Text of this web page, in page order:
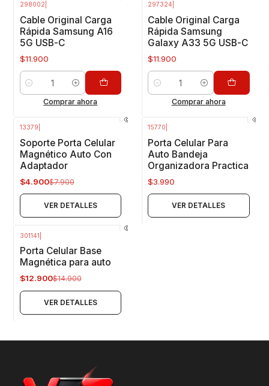
298002
Cable Original Carga
Rápida Samsung A16
5G USB-C
$11.900
Cantidad
Comprar ahora
297324
Cable Original Carga
Rápida Samsung
Galaxy A33 5G USB-C
$11.900
Cantidad
Comprar ahora
Agotado
13379
Soporte Porta Celular
Magnético Auto Con
Adaptador
$4.900$7.900
VER DETALLES
15770
Porta Celular Para
Auto Bandeja
Organizadora Practica
$3.990
VER DETALLES
Agotado
301141
Porta Celular Base
Magnética para auto
$12.900$14.900
VER DETALLES